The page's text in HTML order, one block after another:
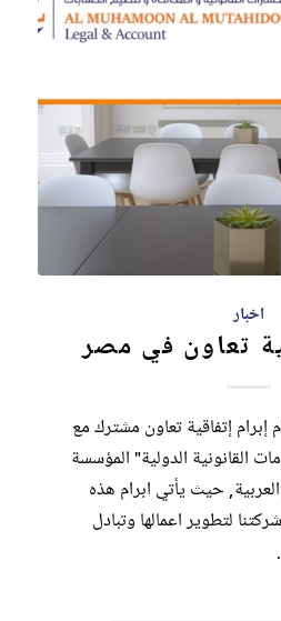
اخبار
تعاون في مصر
إبرام إتفاقية تعاون مشترك مع
القانونية الدولية" المؤسسة
حيث يأتي ابرام هذه
لتطوير اعمالها وتبادل